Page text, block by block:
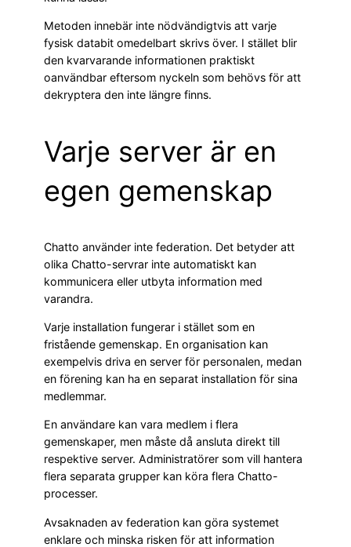
Metoden innebär inte nödvändigtvis att varje
fysisk databit omedelbart skrivs över. I stället blir
den kvarvarande informationen praktiskt
oanvändbar eftersom nyckeln som behövs för att
dekryptera den inte längre finns.
Varje server är en
egen gemenskap
Chatto använder inte federation. Det betyder att
olika Chatto-servrar inte automatiskt kan
kommunicera eller utbyta information med
varandra.
Varje installation fungerar i stället som en
fristående gemenskap. En organisation kan
exempelvis driva en server för personalen, medan
en förening kan ha en separat installation för sina
medlemmar.
En användare kan vara medlem i flera
gemenskaper, men måste då ansluta direkt till
respektive server. Administratörer som vill hantera
flera separata grupper kan köra flera Chatto-
processer.
Avsaknaden av federation kan göra systemet
enklare och minska risken för att information